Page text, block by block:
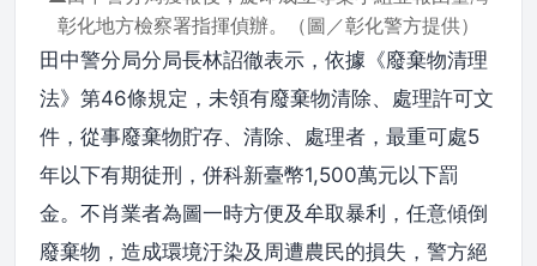
彰化地方檢察署指揮偵辦。（圖／彰化警方提供）
田中警分局分局長林詔徹表示，依據《廢棄物清理
法》第46條規定，未領有廢棄物清除、處理許可文
件，從事廢棄物貯存、清除、處理者，最重可處5
年以下有期徒刑，併科新臺幣1,500萬元以下罰
金。不肖業者為圖一時方便及牟取暴利，任意傾倒
廢棄物，造成環境汙染及周遭農民的損失，警方絕